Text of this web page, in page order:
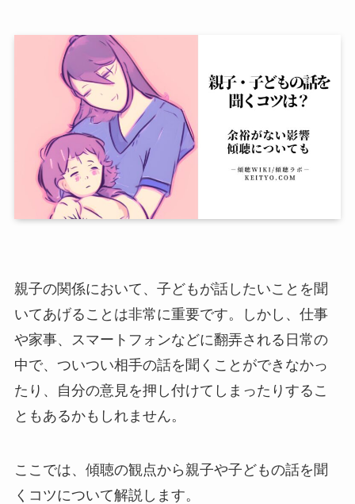
親子の関係において、子どもが話したいことを聞
いてあげることは非常に重要です。しかし、仕事
や家事、スマートフォンなどに翻弄される日常の
中で、ついつい相手の話を聞くことができなかっ
たり、自分の意見を押し付けてしまったりするこ
ともあるかもしれません。
ここでは、傾聴の観点から親子や子どもの話を聞
くコツについて解説します。